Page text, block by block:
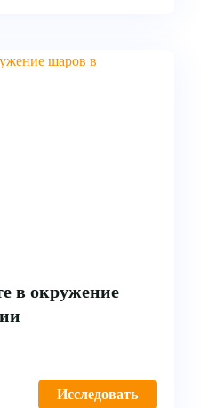
в окружение
Исследовать